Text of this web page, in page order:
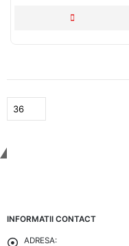
INFORMATII CONTACT
ADRESA: